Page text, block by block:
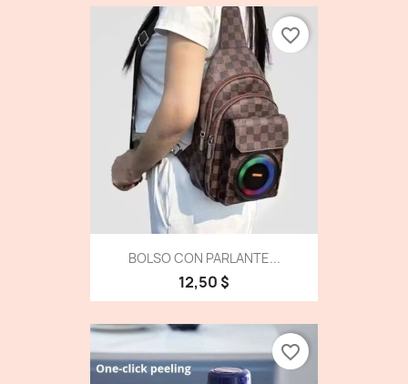
BOLSO CON PARLANTE...
12,50 $
favorite_border
favorite_border